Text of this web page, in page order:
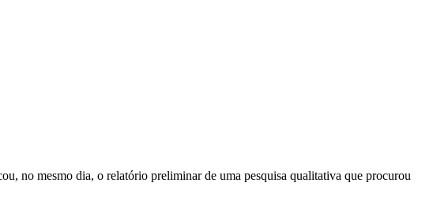
no mesmo dia, o relatório preliminar de uma pesquisa qualitativa que procurou